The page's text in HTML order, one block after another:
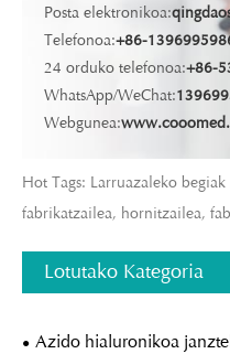
Posta elektronikoa:
Telefonoa:+86-
24 orduko telefonoa:+86-
WhatsApp/WeChat:
Webgunea:
Hot Tags: Larruazaleko
fabrikatzailea, hornitzailea,
Lotutako Kategoria
Azido hialuronikoa